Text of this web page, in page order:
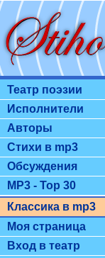
Театр поэзии
Исполнители
Авторы
Стихи в mp3
Обсуждения
MP3 - Top 30
Классика в mp3
Моя страница
Вход в театр